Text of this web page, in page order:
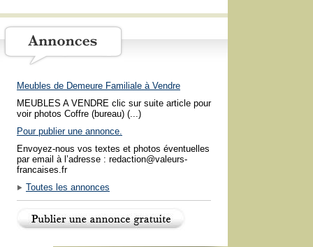
Meubles de Demeure Familiale à Vendre
MEUBLES A VENDRE clic sur suite article pour
voir photos Coffre (bureau) (...)
Pour publier une annonce.
Envoyez-nous vos textes et photos éventuelles
par email à l’adresse : redaction@valeurs-
francaises.fr
Toutes les annonces